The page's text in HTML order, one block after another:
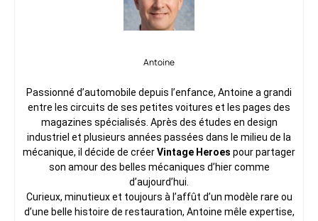
Antoine
Passionné d’automobile depuis l’enfance, Antoine a grandi
entre les circuits de ses petites voitures et les pages des
magazines spécialisés. Après des études en design
industriel et plusieurs années passées dans le milieu de la
mécanique, il décide de créerVintage Heroes pour partager
son amour des belles mécaniques d’hier comme
d’aujourd’hui.
Curieux, minutieux et toujours à l’affût d’un modèle rare ou
d’une belle histoire de restauration, Antoine mêle expertise,